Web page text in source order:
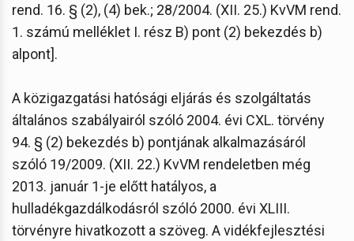
rend. 16. § (2), (4) bek.; 28/2004. (XII. 25.) KvVM rend.
1. számú melléklet I. rész B) pont (2) bekezdés b)
alpont].
A közigazgatási hatósági eljárás és szolgáltatás
általános szabályairól szóló 2004. évi CXL. törvény
94. § (2) bekezdés b) pontjának alkalmazásáról
szóló 19/2009. (XII. 22.) KvVM rendeletben még
2013. január 1-je előtt hatályos, a
hulladékgazdálkodásról szóló 2000. évi XLIII.
törvényre hivatkozott a szöveg. A vidékfejlesztési